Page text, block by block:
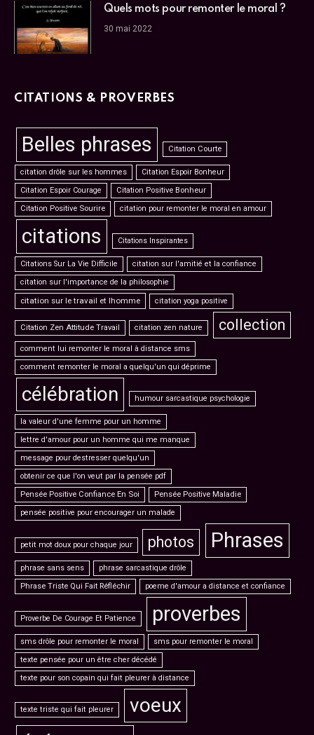
Quels mots pour remonter le moral ?
30 mai 2022
CITATIONS & PROVERBES
Belles phrases Citation Courte
citation drôle sur les hommes
Citation Espoir Bonheur
Citation Espoir Courage
Citation Positive Bonheur
Citation Positive Sourire
citation pour remonter le moral en amour
citations Citations Inspirantes
Citations Sur La Vie Difficile
citation sur l'amitié et la confiance
citation sur l'importance de la philosophie
citation sur le travail et lhomme citation yoga positive
Citation Zen Attitude Travail citation zen nature collection
comment lui remonter le moral à distance sms
comment remonter le moral a quelqu'un qui déprime
célébration humour sarcastique psychologie
la valeur d'une femme pour un homme
lettre d'amour pour un homme qui me manque
message pour destresser quelqu'un
obtenir ce que l'on veut par la pensée pdf
Pensée Positive Confiance En Soi
Pensée Positive Maladie
pensée positive pour encourager un malade
petit mot doux pour chaque jour photos Phrases
phrase sans sens
phrase sarcastique drôle
Phrase Triste Qui Fait Réfléchir
poeme d'amour a distance et confiance
Proverbe De Courage Et Patience proverbes
sms drôle pour remonter le moral
sms pour remonter le moral
texte pensée pour un être cher décédé
texte pour son copain qui fait pleurer à distance
texte triste qui fait pleurer
voeux